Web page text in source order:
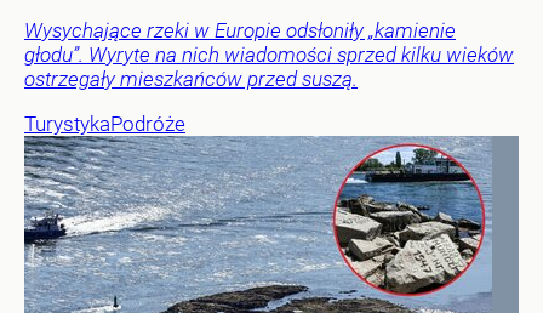
Wysychające rzeki w Europie odsłoniły „kamienie
głodu”. Wyryte na nich wiadomości sprzed kilku wieków
ostrzegały mieszkańców przed suszą.
TurystykaPodróże